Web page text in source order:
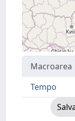
Macroarea
Tempo